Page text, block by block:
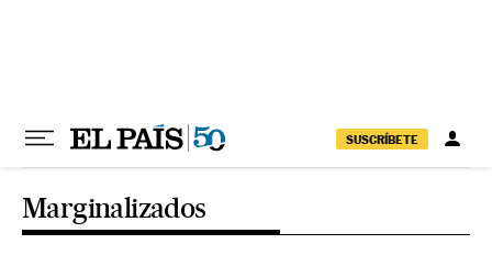
SUSCRÍBETE
Marginalizados